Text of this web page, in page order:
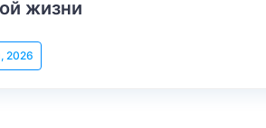
жизни
2026